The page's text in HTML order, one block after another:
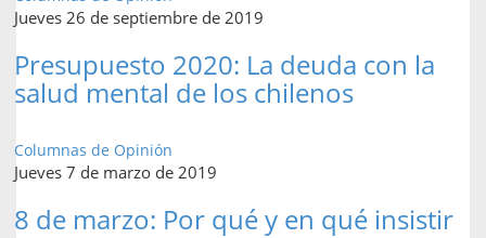
Jueves 26 de septiembre de 2019
Presupuesto 2020: La deuda con la
salud mental de los chilenos
Columnas de Opinión
Jueves 7 de marzo de 2019
8 de marzo: Por qué y en qué insistir